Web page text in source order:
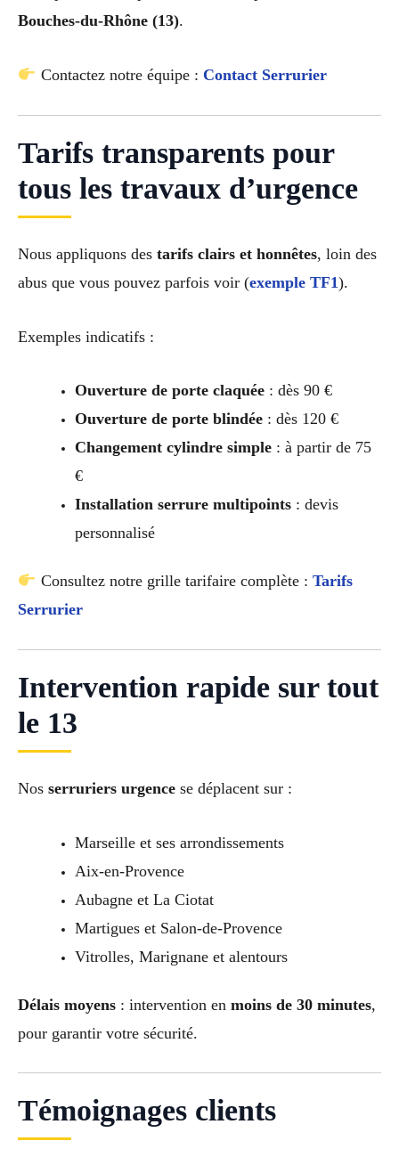
Bouches-du-Rhône (13).
Contactez notre équipe : Contact Serrurier
Tarifs transparents pour
tous les travaux d’urgence
Nous appliquons des tarifs clairs et honnêtes, loin des
abus que vous pouvez parfois voir (exemple TF1).
Exemples indicatifs :
Ouverture de porte claquée: dès 90 €
Ouverture de porte blindée: dès 120 €
Changement cylindre simple: à partir de 75
€
Installation serrure multipoints: devis
personnalisé
Consultez notre grille tarifaire complète : Tarifs
Serrurier
Intervention rapide sur tout
le 13
Nos serruriers urgence se déplacent sur :
Marseille et ses arrondissements
Aix-en-Provence
Aubagne et La Ciotat
Martigues et Salon-de-Provence
Vitrolles, Marignane et alentours
Délais moyens : intervention en moins de 30 minutes,
pour garantir votre sécurité.
Témoignages clients